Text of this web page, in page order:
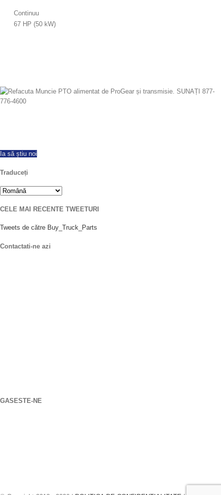
Continuu
67 HP (50 kW)
Ia să știu noi
Traduceți
CELE MAI RECENTE TWEETURI
Tweets de către Buy_Truck_Parts
Contactati-ne azi
GASESTE-NE